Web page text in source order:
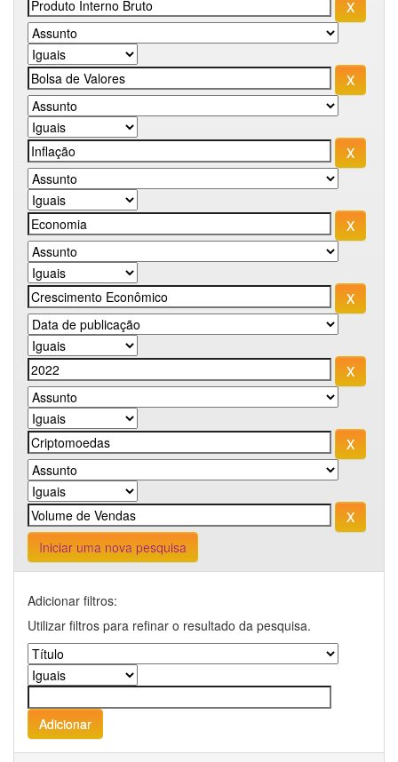
Iniciar uma nova pesquisa
Adicionar filtros:
Utilizar filtros para refinar o resultado da pesquisa.